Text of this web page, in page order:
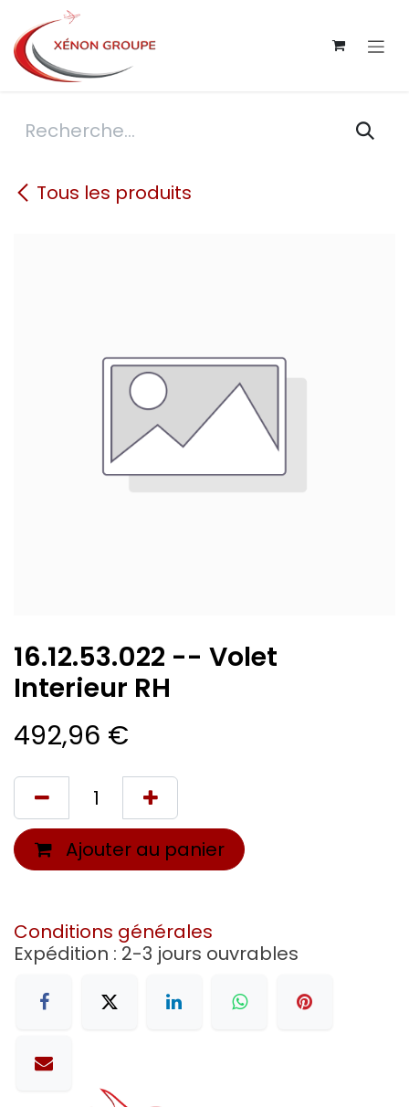
Se rendre au contenu
Tous les produits
16.12.53.022 -- Volet
Interieur RH
492,96 €
Ajouter au panier
Conditions générales
Expédition : 2-3 jours ouvrables